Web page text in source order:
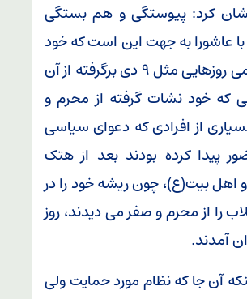
کرد: پیوستگی و هم بستگی
با عاشورا به جهت این است که خود
انقلاب اسلامی روزهایی مثل ۹ دی برگرفته از آن
که خود نشات گرفته از محرم و
از افرادی که دعوای سیاسی
۸۸ حضور پیدا کرده بودند بعد از هتک
اهل بیت(ع)، چون ریشه خود را در
را از محرم و صفر می دیدند، روز
آن جا که نظام مورد حمایت ولی